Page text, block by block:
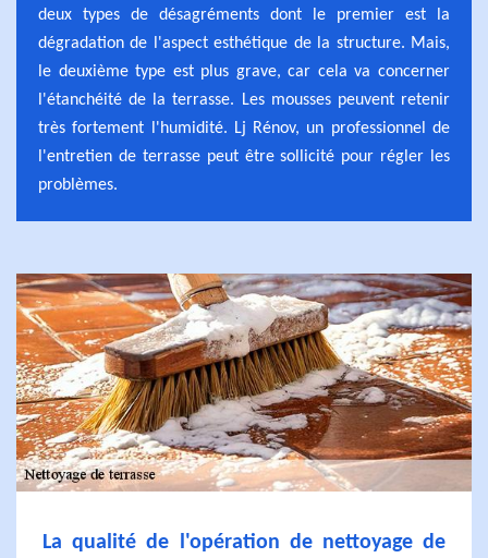
deux types de désagréments dont le premier est la
dégradation de l'aspect esthétique de la structure. Mais,
le deuxième type est plus grave, car cela va concerner
l'étanchéité de la terrasse. Les mousses peuvent retenir
très fortement l'humidité. Lj Rénov, un professionnel de
l'entretien de terrasse peut être sollicité pour régler les
problèmes.
La qualité de l'opération de nettoyage de